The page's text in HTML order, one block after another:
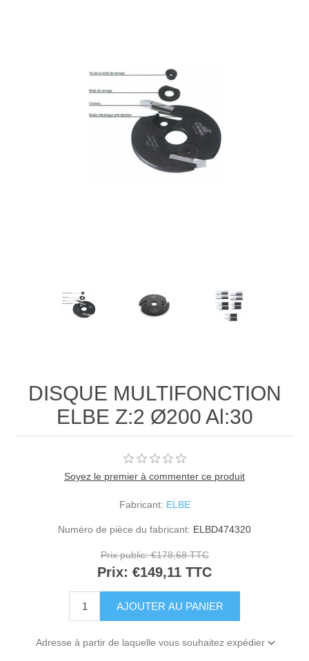
DISQUE MULTIFONCTION
ELBE Z:2 Ø200 Al:30
Soyez le premier à commenter ce produit
Fabricant: ELBE
Numéro de pièce du fabricant: ELBD474320
Prix public: €178,68 TTC
Prix: €149,11 TTC
Adresse à partir de laquelle vous souhaitez expédier